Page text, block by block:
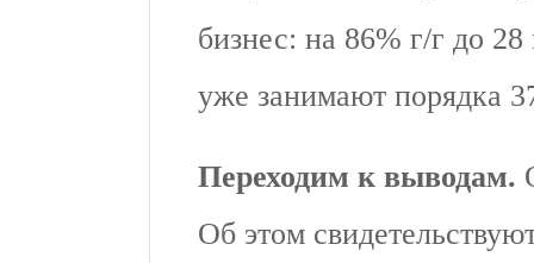
бизнес: на 86% г/г до
уже занимают порядка
Переходим к выводам.
Об этом